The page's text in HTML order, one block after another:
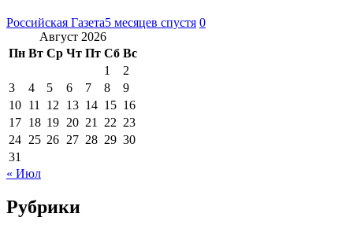
Российская Газета5 месяцев спустя 0
Август 2026
Пн Вт Ср Чт Пт Сб Вс
1
2
3
4 5 6 7 8
9
10 11 12 13 14 15 16
17 18 19 20 21 22 23
24 25 26 27 28 29 30
31
« Июл
Рубрики